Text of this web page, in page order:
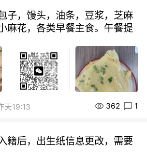
子，馒头，油条，豆浆，芝麻
麻花，各类早餐主食。午餐提
天19:13 362 1
籍后，出生纸信息更改，需要